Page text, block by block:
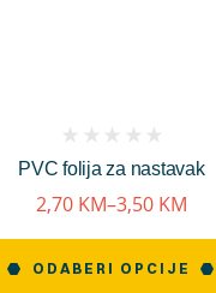
PVC folija za nastavak
reviews)
2,70 KM–3,50 KM
ODABERI OPCIJE